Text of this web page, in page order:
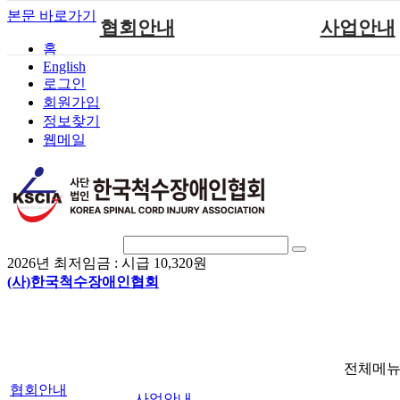
본문 바로가기
홈
English
로그인
회원가입
정보찾기
웹메일
2026년 최저임금 : 시급 10,320원
(사)한국척수장애인협회
협회안내
척수장애란?
정관
사업안내
전체메
협회안내